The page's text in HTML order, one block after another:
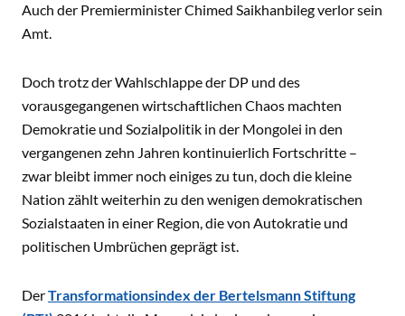
Auch der Premierminister Chimed Saikhanbileg verlor sein
Amt.
Doch trotz der Wahlschlappe der DP und des
vorausgegangenen wirtschaftlichen Chaos machten
Demokratie und Sozialpolitik in der Mongolei in den
vergangenen zehn Jahren kontinuierlich Fortschritte –
zwar bleibt immer noch einiges zu tun, doch die kleine
Nation zählt weiterhin zu den wenigen demokratischen
Sozialstaaten in einer Region, die von Autokratie und
politischen Umbrüchen geprägt ist.
DerTransformationsindex der Bertelsmann Stiftung